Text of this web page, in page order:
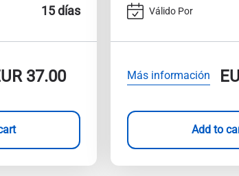
15 días
37.00
Válido Por
Más información
Add to